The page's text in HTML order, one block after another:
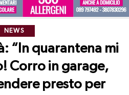
NEWS
“In quarantena mi
Corro in garage,
presto per